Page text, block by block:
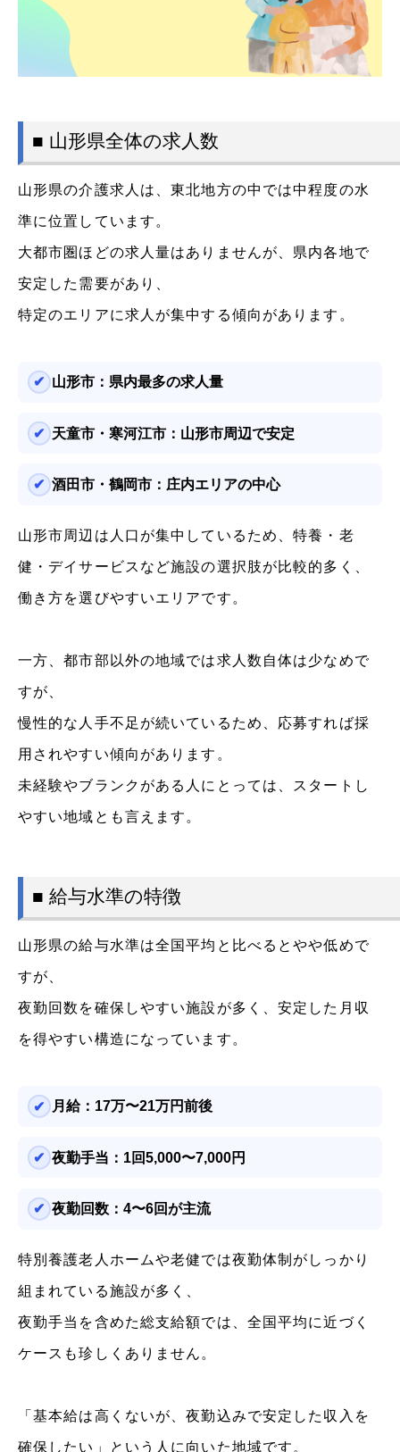
■ 山形県全体の求人数
山形県の介護求人は、東北地方の中では中程度の水
準に位置しています。
大都市圏ほどの求人量はありませんが、県内各地で
安定した需要があり、
特定のエリアに求人が集中する傾向があります。
山形市：県内最多の求人量
天童市・寒河江市：山形市周辺で安定
酒田市・鶴岡市：庄内エリアの中心
山形市周辺は人口が集中しているため、特養・老
健・デイサービスなど施設の選択肢が比較的多く、
働き方を選びやすいエリアです。
一方、都市部以外の地域では求人数自体は少なめで
すが、
慢性的な人手不足が続いているため、応募すれば採
用されやすい傾向があります。
未経験やブランクがある人にとっては、スタートし
やすい地域とも言えます。
■ 給与水準の特徴
山形県の給与水準は全国平均と比べるとやや低めで
すが、
夜勤回数を確保しやすい施設が多く、安定した月収
を得やすい構造になっています。
月給：17万〜21万円前後
夜勤手当：1回5,000〜7,000円
夜勤回数：4〜6回が主流
特別養護老人ホームや老健では夜勤体制がしっかり
組まれている施設が多く、
夜勤手当を含めた総支給額では、全国平均に近づく
ケースも珍しくありません。
「基本給は高くないが、夜勤込みで安定した収入を
確保したい」という人に向いた地域です。